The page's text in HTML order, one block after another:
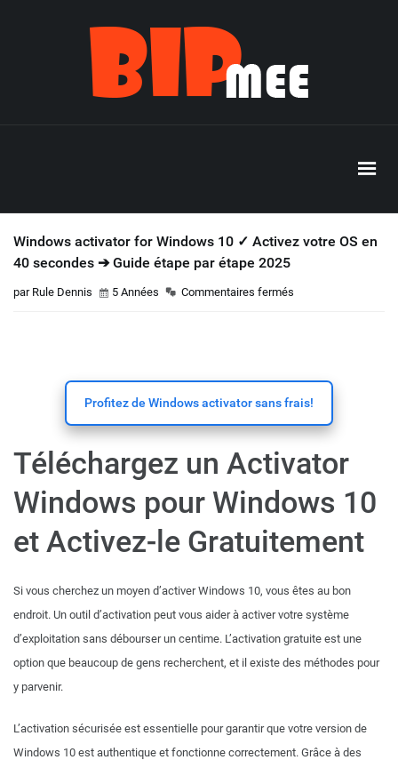
Windows activator for Windows 10 ✓ Activez votre OS en
40 secondes ➔ Guide étape par étape 2025
par Rule Dennis 5 Années Commentaires fermés
Profitez de Windows activator sans frais!
Téléchargez un Activator
Windows pour Windows 10
et Activez-le Gratuitement
Si vous cherchez un moyen d’activer Windows 10, vous êtes au bon
endroit. Un outil d’activation peut vous aider à activer votre système
d’exploitation sans débourser un centime. L’activation gratuite est une
option que beaucoup de gens recherchent, et il existe des méthodes pour
y parvenir.
L’activation sécurisée est essentielle pour garantir que votre version de
Windows 10 est authentique et fonctionne correctement. Grâce à des